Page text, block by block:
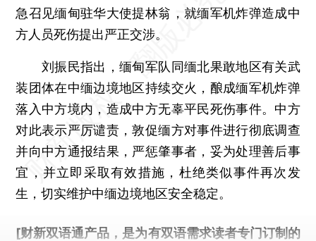
急召见缅甸驻华大使提林翁，就缅军机炸弹造成中
方人员死伤提出严正交涉。
刘振民指出，缅甸军队同缅北果敢地区有关武
装团体在中缅边境地区持续交火，酿成缅军机炸弹
落入中方境内，造成中方无辜平民死伤事件。中方
对此表示严厉谴责，敦促缅方对事件进行彻底调查
并向中方通报结果，严惩肇事者，妥为处理善后事
宜，并立即采取有效措施，杜绝类似事件再次发
生，切实维护中缅边境地区安全稳定。
[财新双语通产品，是为有双语需求读者专门订制的